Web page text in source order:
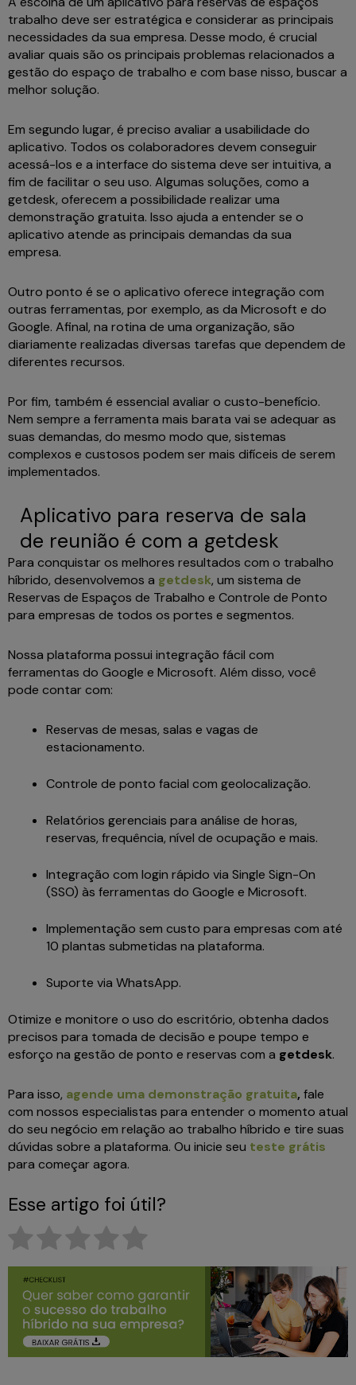
trabalho deve ser estratégica e considerar as principais
necessidades da sua empresa. Desse modo, é crucial
avaliar quais são os principais problemas relacionados a
gestão do espaço de trabalho e com base nisso, buscar a
melhor solução.
Em segundo lugar, é preciso avaliar a usabilidade do
aplicativo. Todos os colaboradores devem conseguir
acessá-los e a interface do sistema deve ser intuitiva, a
fim de facilitar o seu uso. Algumas soluções, como a
getdesk, oferecem a possibilidade realizar uma
demonstração gratuita. Isso ajuda a entender se o
aplicativo atende as principais demandas da sua
empresa.
Outro ponto é se o aplicativo oferece integração com
outras ferramentas, por exemplo, as da Microsoft e do
Google. Afinal, na rotina de uma organização, são
diariamente realizadas diversas tarefas que dependem de
diferentes recursos.
Por fim, também é essencial avaliar o custo-benefício.
Nem sempre a ferramenta mais barata vai se adequar as
suas demandas, do mesmo modo que, sistemas
complexos e custosos podem ser mais difíceis de serem
implementados.
Aplicativo para reserva de sala
de reunião é com a getdesk
Para conquistar os melhores resultados com o trabalho
híbrido, desenvolvemos a getdesk, um sistema de
Reservas de Espaços de Trabalho e Controle de Ponto
para empresas de todos os portes e segmentos.
Nossa plataforma possui integração fácil com
ferramentas do Google e Microsoft. Além disso, você
pode contar com:
Reservas de mesas, salas e vagas de
estacionamento.
Controle de ponto facial com geolocalização.
Relatórios gerenciais para análise de horas,
reservas, frequência, nível de ocupação e mais.
Integração com login rápido via Single Sign-On
(SSO) às ferramentas do Google e Microsoft.
Implementação sem custo para empresas com até
10 plantas submetidas na plataforma.
Suporte via WhatsApp.
Otimize e monitore o uso do escritório, obtenha dados
precisos para tomada de decisão e poupe tempo e
esforço na gestão de ponto e reservas com a getdesk.
Para isso, agende uma demonstração gratuita, fale
com nossos especialistas para entender o momento atual
do seu negócio em relação ao trabalho híbrido e tire suas
dúvidas sobre a plataforma. Ou inicie seu teste grátis
para começar agora.
Esse artigo foi útil?